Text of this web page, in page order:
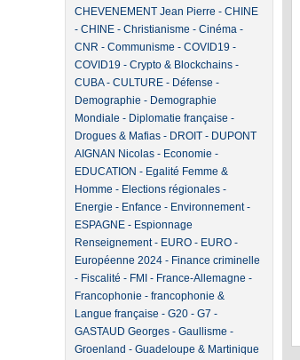
CHEVENEMENT Jean Pierre - CHINE
- CHINE- Christianisme - Cinéma-
CNR - Communisme - COVID19 -
COVID19 - Crypto & Blockchains-
CUBA- CULTURE- Défense -
Demographie - Demographie
Mondiale - Diplomatie française -
Drogues & Mafias- DROIT- DUPONT
AIGNAN Nicolas- Economie -
EDUCATION - Egalité Femme &
Homme - Elections régionales-
Energie - Enfance - Environnement-
ESPAGNE- Espionnage
Renseignement- EURO- EURO-
Européenne 2024- Finance criminelle
- Fiscalité - FMI - France-Allemagne -
Francophonie - francophonie &
Langue française - G20- G7 -
GASTAUD Georges- Gaullisme -
Groenland - Guadeloupe & Martinique